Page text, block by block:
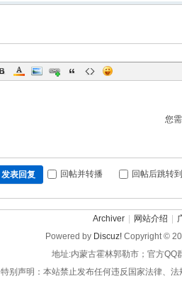
您
发表回复 回帖并转播 回帖后跳转
Archiver 网站介绍
Powered by Discuz! Copyright ©
地址:内蒙古霍林郭勒市；官方QQ
特别声明：本站禁止发布任何违反国家法律、